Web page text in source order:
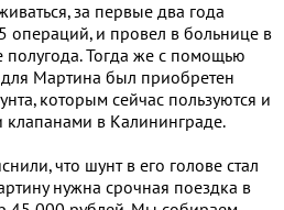
за первые два года
операций, и провел в больнице в
Тогда же с помощью
Мартина был приобретен
которым сейчас пользуются и
в Калининграде.
что шунт в его голове стал
нужна срочная поездка в